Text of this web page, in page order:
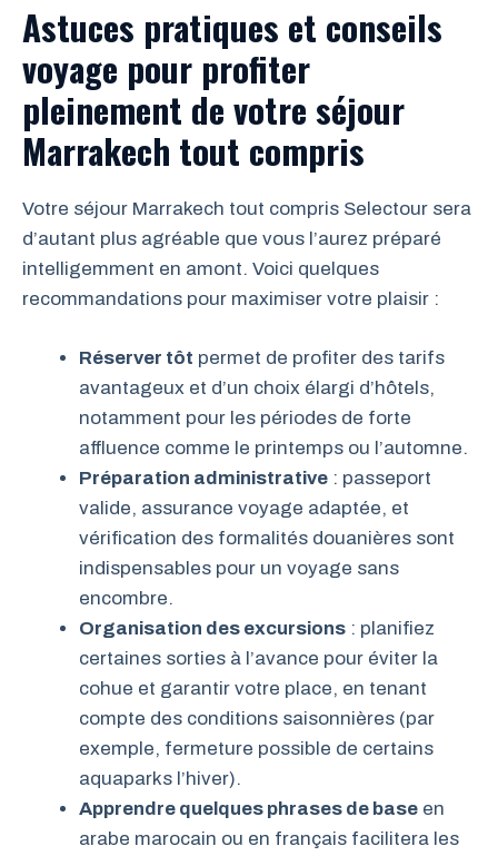
Astuces pratiques et conseils
voyage pour profiter
pleinement de votre séjour
Marrakech tout compris
Votre séjour Marrakech tout compris Selectour sera
d’autant plus agréable que vous l’aurez préparé
intelligemment en amont. Voici quelques
recommandations pour maximiser votre plaisir :
Réserver tôt permet de profiter des tarifs
avantageux et d’un choix élargi d’hôtels,
notamment pour les périodes de forte
affluence comme le printemps ou l’automne.
Préparation administrative : passeport
valide, assurance voyage adaptée, et
vérification des formalités douanières sont
indispensables pour un voyage sans
encombre.
Organisation des excursions : planifiez
certaines sorties à l’avance pour éviter la
cohue et garantir votre place, en tenant
compte des conditions saisonnières (par
exemple, fermeture possible de certains
aquaparks l’hiver).
Apprendre quelques phrases de base en
arabe marocain ou en français facilitera les